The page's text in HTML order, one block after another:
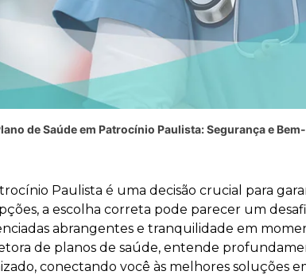
de Saúde em Patrocínio Paulista: Segurança e
Paulista é uma decisão crucial para
a escolha correta pode parecer um
abrangentes e tranquilidade em
de planos de saúde, entende
conectando você às melhores soluções